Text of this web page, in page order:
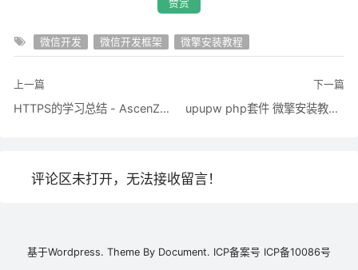
赞赏
微信开发 微信开发框架 微擎安装教程
上一篇
HTTPS的学习总结 - AscenZ - 博客园
下一篇
upupw php套件 微擎安装教程1|UPUPW合作版PHP套件-UPUPW论坛
评论区未打开，无法接收留言！
基于Wordpress. Theme By Document. ICP备案号 ICP备10086号